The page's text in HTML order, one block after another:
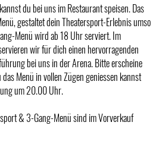
du bei uns im Restaurant speisen. Das
gestaltet dein Theatersport-Erlebnis umso
Menü wird ab 18 Uhr serviert. Im
wir für dich einen hervorragenden
bei uns in der Arena. Bitte erscheine
Menü in vollen Zügen geniessen kannst
um 20.00 Uhr.
& 3-Gang-Menü sind im Vorverkauf